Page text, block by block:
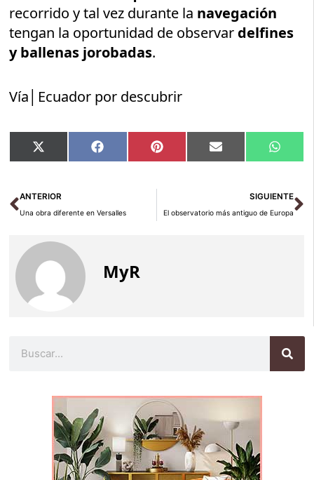
recorrido y tal vez durante la navegación
tengan la oportunidad de observar delfines
y ballenas jorobadas.
Vía│Ecuador por descubrir
Compartir
en
X
(Twitter)
Compartir
en
Facebook Compartir
en
Pinterest Compartir
en
Email
en
Ant
ANTERIOR
Una obra diferente en Versalles
SIGUIENTE
El observatorio más antiguo de Europa
MyR